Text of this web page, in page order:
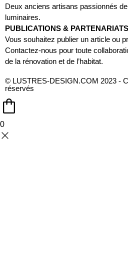
Deux anciens artisans passionnés
luminaires.
PUBLICATIONS & PARTENARIATS
Vous souhaitez publier un article ou
Contactez-nous pour toute
de la rénovation et de l’habitat.
© LUSTRES-DESIGN.COM 2023 -
réservés
0